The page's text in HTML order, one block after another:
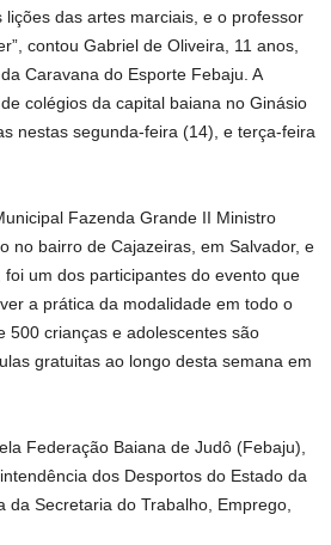
das artes marciais, e o professor
contou Gabriel de Oliveira, 11 anos,
Caravana do Esporte Febaju. A
colégios da capital baiana no Ginásio
nestas segunda-feira (14), e terça-feira
Fazenda Grande II Ministro
no bairro de Cajazeiras, em Salvador, e
um dos participantes do evento que
a prática da modalidade em todo o
500 crianças e adolescentes são
gratuitas ao longo desta semana em
Federação Baiana de Judô (Febaju),
dos Desportos do Estado da
da Secretaria do Trabalho, Emprego,